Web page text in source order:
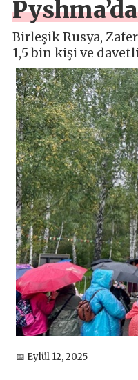
Birleşik Rusya,
1,5 bin kişi ve
📅 Eylül 12, 2025